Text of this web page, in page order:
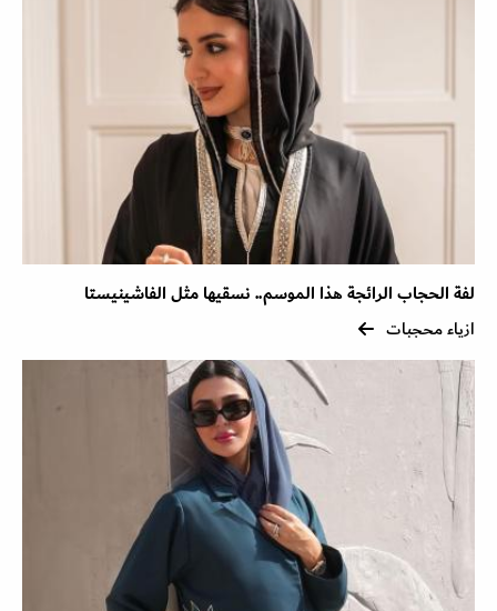
لفة الحجاب الرائجة هذا الموسم.. نسقيها مثل الفاشينيستا
ازياء محجبات